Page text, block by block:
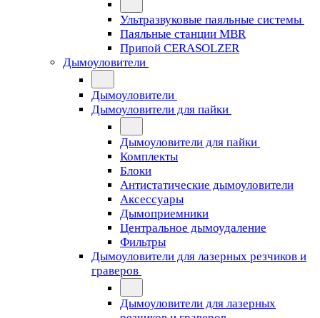
Ультразвуковые паяльные системы
Паяльные станции MBR
Припой CERASOLZER
Дымоуловители
Дымоуловители
Дымоуловители для пайки
Дымоуловители для пайки
Комплекты
Блоки
Антистатические дымоуловители
Аксессуары
Дымоприемники
Центральное дымоудаление
Фильтры
Дымоуловители для лазерных резчиков и
граверов
Дымоуловители для лазерных